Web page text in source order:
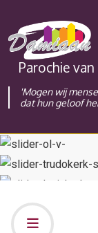
Parochie
'Mogen wij
dat hun geloof